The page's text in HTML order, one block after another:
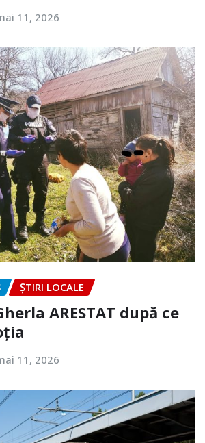
11, 2026
ȘTIRI LOCALE
ARESTAT după ce
11, 2026